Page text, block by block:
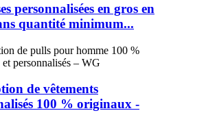
personnalisées en gros en
quantité minimum...
de vêtements
100 % originaux -